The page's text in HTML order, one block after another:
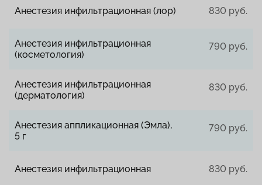
Анестезия инфильтрационная (лор) 830 руб.
Анестезия инфильтрационная
(косметология)
790 руб.
Анестезия инфильтрационная
(дерматология)
830 руб.
Анестезия аппликационная (Эмла),
5 г
790 руб.
Анестезия инфильтрационная 830 руб.